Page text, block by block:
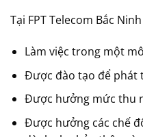
Tại FPT Telecom Bắc
Làm việc trong một
Được đào tạo để phát
Được hưởng mức thu
Được hưởng các chế